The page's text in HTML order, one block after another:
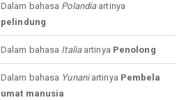
Dalam bahasa Polandiaartinya
pelindung
Dalam bahasa Italiaartinya Penolong
Dalam bahasa Yunaniartinya Pembela
umat manusia